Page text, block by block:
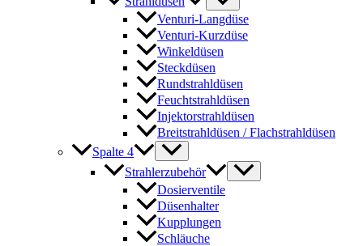
Venturi-Langdüse
Venturi-Kurzdüse
Winkeldüsen
Steckdüsen
Rundstrahldüsen
Feuchtstrahldüsen
Injektorstrahldüsen
Breitstrahldüsen / Flachstrahldüsen
Spalte 4
Strahlerzubehör
Dosierventile
Düsenhalter
Kupplungen
Schläuche